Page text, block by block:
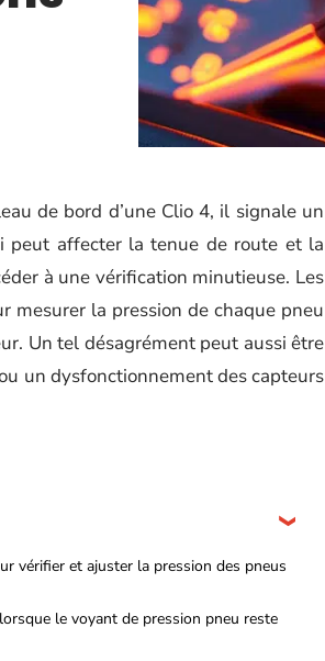
de bord d’une Clio 4, il signale un
peut affecter la tenue de route et la
à une vérification minutieuse. Les
mesurer la pression de chaque pneu
Un tel désagrément peut aussi être
un dysfonctionnement des capteurs
vérifier et ajuster la pression des pneus
le voyant de pression pneu reste